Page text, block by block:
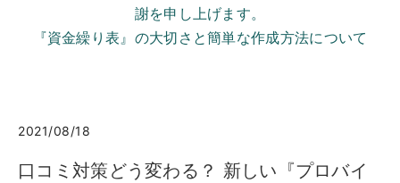
謝を申し上げます。
『資金繰り表』の大切さと簡単な作成方法について
2021/08/18
口コミ対策どう変わる？ 新しい『プロバイ